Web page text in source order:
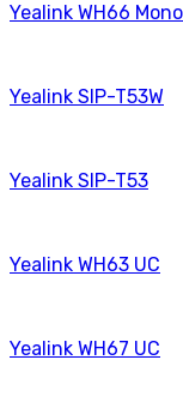
Yealink WH66
Yealink SIP-T53W
Yealink SIP-T53
Yealink WH63 UC
Yealink WH67 UC